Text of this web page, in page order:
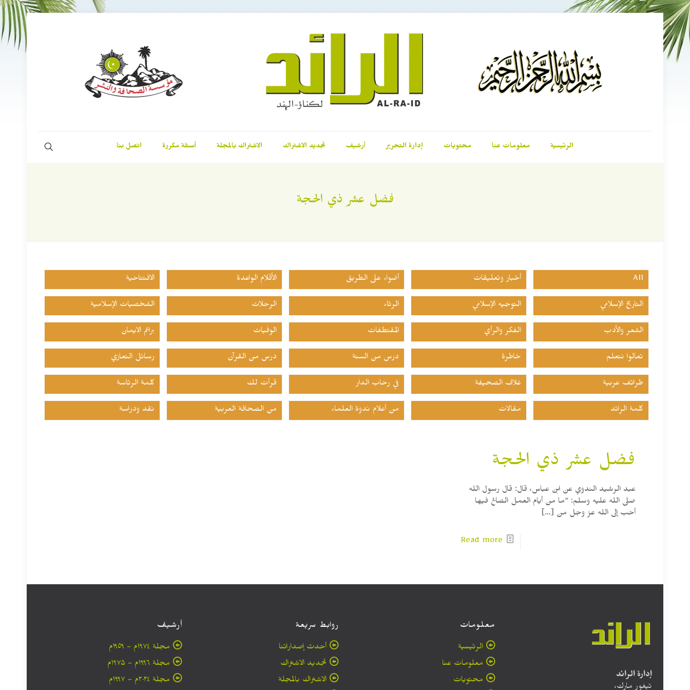
الرئيسية معلومات عنا محتويات إدارة التحرير أرشيف تجديد الاشتراك الاشتراك بالمجلة أسئلة مكررة اتصل بنا
فضل عشر ذي الحجة
All أخبار وتعليقات أضواء على الطريق الأقلام الواعدة الافتتاحية
التاريخ الإسلامي التوجيه الإسلامي الرثاء الرحلات الشخصيات الإسلامية
الشعر والأدب الفكر والرأي المقتطفات الوفيات براعم الايمان
تعالوا نتعلم خاطرة درس من السنة درس من القرآن رسائل التعازي
طرائف عربية غلاف الصحيفة في رحاب الدار قرأت لك كلمة الرئاسة
كلمة الرائد مقالات من أعلام ندوة العلماء من الصحافة العربية نقد ودراسة
فضل عشر ذي الحجة
عبد الرشيد الندوي عن ابن عباس، قال: قال رسول الله
صلى الله عليه وسلم: “‌ما ‌من ‌أيام العمل الصالح فيها
أحب إلى الله عز وجل من […]
Read more
إدارة الرائد
تيغور مارك،
معلومات
الرئيسية
معلومات عنا
محتويات
روابط سريعة
أحدث إصداراتنا
تجديد الاشتراك
الاشتراك بالمجلة
أرشيف
مجلة ۱۹۷٤م - ١٩٥٩م
مجلة ۱۹۹٦م - ۱۹۷۵م
مجلة ۲۰۲٤م - ۱۹۹۷م